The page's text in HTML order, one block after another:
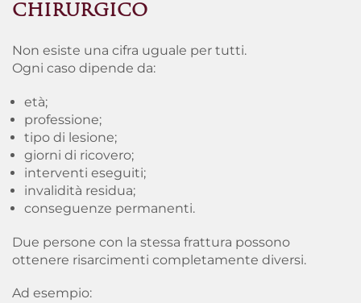
CHIRURGICO
Non esiste una cifra uguale per tutti.
Ogni caso dipende da:
età;
professione;
tipo di lesione;
giorni di ricovero;
interventi eseguiti;
invalidità residua;
conseguenze permanenti.
Due persone con la stessa frattura possono
ottenere risarcimenti completamente diversi.
Ad esempio: